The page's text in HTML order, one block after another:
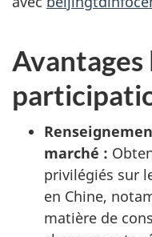
Avantages
marché :
privilégiés sur
en Chine,
matière de